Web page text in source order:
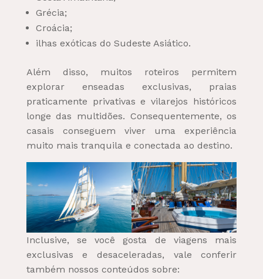
Grécia;
Croácia;
ilhas exóticas do Sudeste Asiático.
Além disso, muitos roteiros permitem
explorar enseadas exclusivas, praias
praticamente privativas e vilarejos históricos
longe das multidões. Consequentemente, os
casais conseguem viver uma experiência
muito mais tranquila e conectada ao destino.
Inclusive, se você gosta de viagens mais
exclusivas e desaceleradas, vale conferir
também nossos conteúdos sobre: